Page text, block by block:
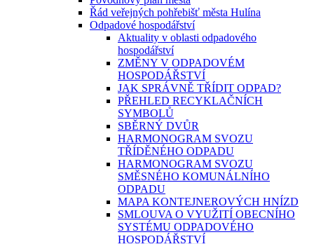
Řád veřejných pohřebišť města Hulína
Odpadové hospodářství
Aktuality v oblasti odpadového
hospodářství
ZMĚNY V ODPADOVÉM
HOSPODÁŘSTVÍ
JAK SPRÁVNĚ TŘÍDIT ODPAD?
PŘEHLED RECYKLAČNÍCH
SYMBOLŮ
SBĚRNÝ DVŮR
HARMONOGRAM SVOZU
TŘÍDĚNÉHO ODPADU
HARMONOGRAM SVOZU
SMĚSNÉHO KOMUNÁLNÍHO
ODPADU
MAPA KONTEJNEROVÝCH HNÍZD
SMLOUVA O VYUŽITÍ OBECNÍHO
SYSTÉMU ODPADOVÉHO
HOSPODÁŘSTVÍ